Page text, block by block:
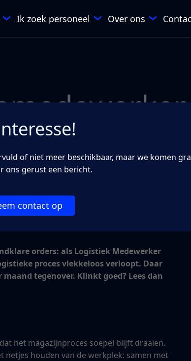
Ik zoek personeel Over ons
orders: als Logistiek Medewerker
proces vlekkeloos verloopt. Daar
tegenover. Klinkt goed? Lees dan
het magazijnproces soepel blijft draaien.
houden van de werkplek: samen met
of niet meer beschikbaar, maar we komen
ons gerust een bericht.
contact op